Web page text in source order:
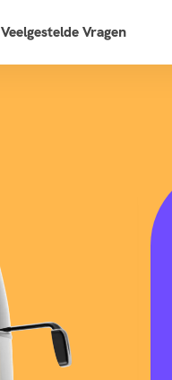
Veelgestelde Vragen